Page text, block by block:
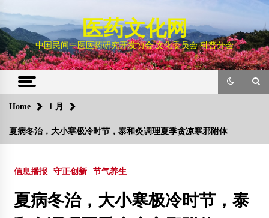
content
医药文化网
中国民间中医医药研究开发协会 文化委员会 科普分会
Home 1 月
夏病冬治，大小寒极冷时节，泰和灸调理夏季贪凉寒邪附体
信息播报 守正创新 节气养生
夏病冬治，大小寒极冷时节，泰